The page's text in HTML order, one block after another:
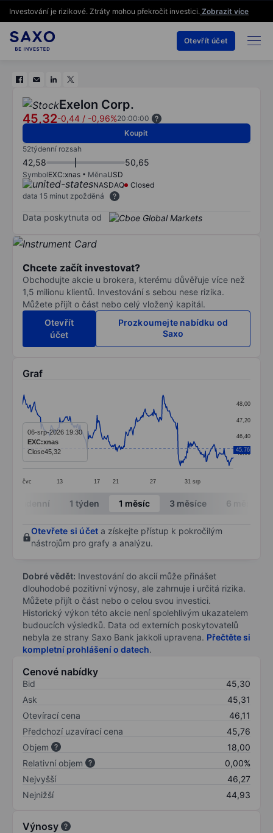
Investování je rizikové. Ztráty mohou překročit investici. Zobrazit více
Otevřít účet
Exelon Corp.
45,32-0,44 / -0,96%20:00:00
Koupit
52týdenní rozsah
42,58 50,65
SymbolEXC:xnas MěnaUSD
NASDAQ
Closed
data 15 minut zpožděná
Data poskytnuta od
Chcete začít investovat?
Obchodujte akcie u brokera, kterému důvěřuje více než
1,5 milionu klientů. Investování s sebou nese rizika.
Můžete přijít o část nebo celý vložený kapitál.
Otevřít
účet
Prozkoumejte nabídku od
Saxo
Graf
Line chart with 295 data points.
The chart has 1 X axis displaying categories.
The chart has 1 Y axis displaying values. Data
čvc 13 17 21 27 31 srp
45,60
46,40
47,20
48,00
45,76
06-srp-2026 19:30
EXC:xnas
Close45,32
End of interactive chart.
Intradenní 1 týden 1 měsíc 3 měsíce 6 měsíců
Otevřete si účet a získejte přístup k pokročilým
nástrojům pro grafy a analýzu.
Dobré vědět: Investování do akcií může přinášet
dlouhodobé pozitivní výnosy, ale zahrnuje i určitá rizika.
Můžete přijít o část nebo o celou svou investici.
Historický výkon této akcie není spolehlivým ukazatelem
budoucích výsledků. Data od externích poskytovatelů
nebyla ze strany Saxo Bank jakkoli upravena. Přečtěte si
kompletní prohlášení o datech.
Cenové nabídky
Bid
45,30
Ask
45,31
Otevírací cena
46,11
Předchozí uzavírací cena
45,76
Objem
18,00
Relativní objem
0,00%
Nejvyšší
46,27
Nejnižší
44,93
Výnosy